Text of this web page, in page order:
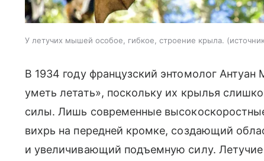
У летучих мышей особое, гибкое, строение крыла.
В 1934 году французский энтомолог
уметь летать», поскольку их крылья
силы. Лишь современные
вихрь на передней кромке, создающий
и увеличивающий подъемную силу.